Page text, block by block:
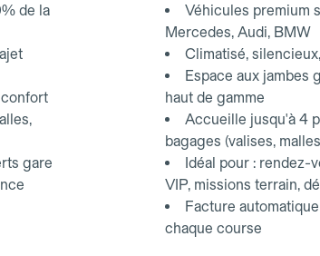
de la
gare
Véhicules premium
Mercedes, Audi, BMW
Climatisé,
Espace aux jambes
haut de gamme
Accueille jusqu'à 4
bagages (valises,
Idéal pour : rendez-
VIP, missions terrain,
Facture
chaque course